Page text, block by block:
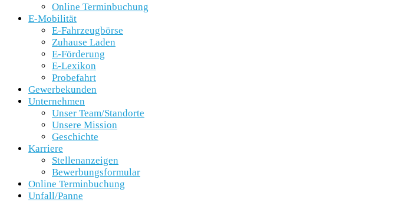
Online Terminbuchung
E-Mobilität
E-Fahrzeugbörse
Zuhause Laden
E-Förderung
E-Lexikon
Probefahrt
Gewerbekunden
Unternehmen
Unser Team/Standorte
Unsere Mission
Geschichte
Karriere
Stellenanzeigen
Bewerbungsformular
Online Terminbuchung
Unfall/Panne